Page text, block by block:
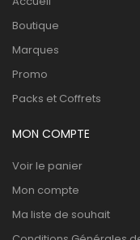
Boutique
Marques
Promo
Packs et Coffrets
MON COMPTE
Voir le panier
Mon compte
Ma liste de souhait